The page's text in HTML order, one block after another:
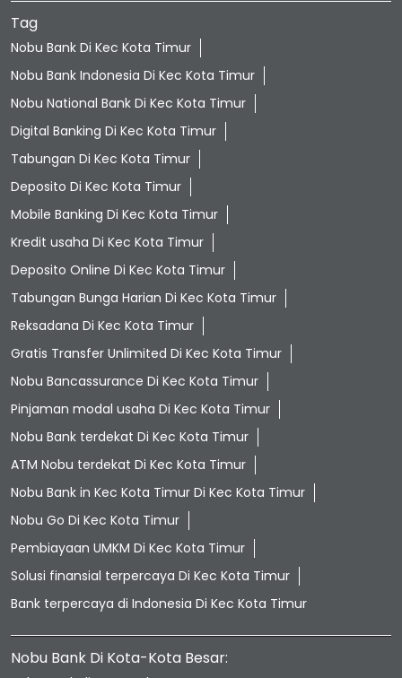
Tag
Nobu Bank Di Kec Kota Timur
Nobu Bank Indonesia Di Kec Kota Timur
Nobu National Bank Di Kec Kota Timur
Digital Banking Di Kec Kota Timur
Tabungan Di Kec Kota Timur
Deposito Di Kec Kota Timur
Mobile Banking Di Kec Kota Timur
Kredit usaha Di Kec Kota Timur
Deposito Online Di Kec Kota Timur
Tabungan Bunga Harian Di Kec Kota Timur
Reksadana Di Kec Kota Timur
Gratis Transfer Unlimited Di Kec Kota Timur
Nobu Bancassurance Di Kec Kota Timur
Pinjaman modal usaha Di Kec Kota Timur
Nobu Bank terdekat Di Kec Kota Timur
ATM Nobu terdekat Di Kec Kota Timur
Nobu Bank in Kec Kota Timur Di Kec Kota Timur
Nobu Go Di Kec Kota Timur
Pembiayaan UMKM Di Kec Kota Timur
Solusi finansial terpercaya Di Kec Kota Timur
Bank terpercaya di Indonesia Di Kec Kota Timur
Nobu Bank Di Kota-Kota Besar: